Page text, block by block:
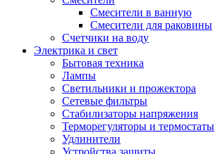
Смесители в ванную
Смесители для раковины
Счетчики на воду
Электрика и свет
Бытовая техника
Лампы
Светильники и прожектора
Сетевые фильтры
Стабилизаторы напряжения
Терморегуляторы и термостаты
Удлинители
Устройства защиты